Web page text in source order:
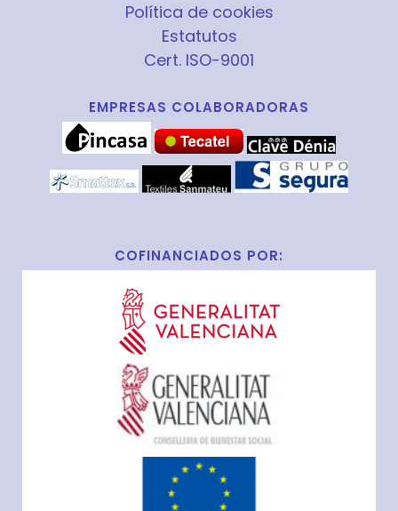
Política de cookies
Estatutos
Cert. ISO-9001
EMPRESAS COLABORADORAS
COFINANCIADOS POR: